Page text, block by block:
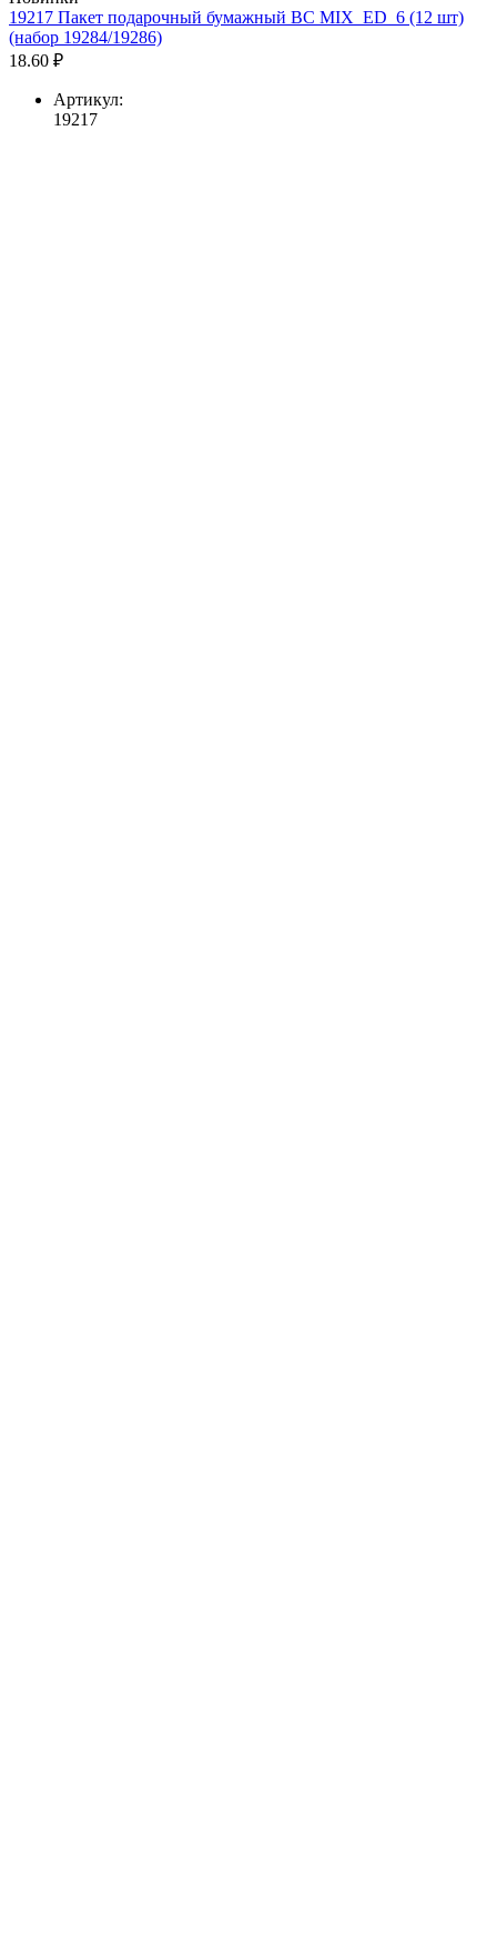
19217 Пакет подарочный бумажный BC MIX_ED_6 (12 шт)
(набор 19284/19286)
18.60 ₽
Артикул:
19217